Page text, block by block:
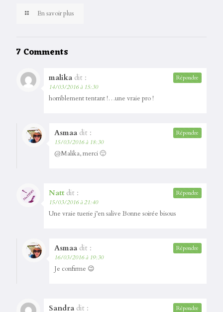
En savoir plus
7 Comments
malika dit :
14/03/2016 à 15:30
horriblement tentant !…une vraie pro !
Répondre
Asmaa dit :
15/03/2016 à 18:30
@Malika, merci 🙂
Répondre
Natt dit :
15/03/2016 à 21:40
Une vraie tuerie j’en salive Bonne soirée bisous
Répondre
Asmaa dit :
16/03/2016 à 19:30
Je confirme 😉
Répondre
Sandra dit : Répondre